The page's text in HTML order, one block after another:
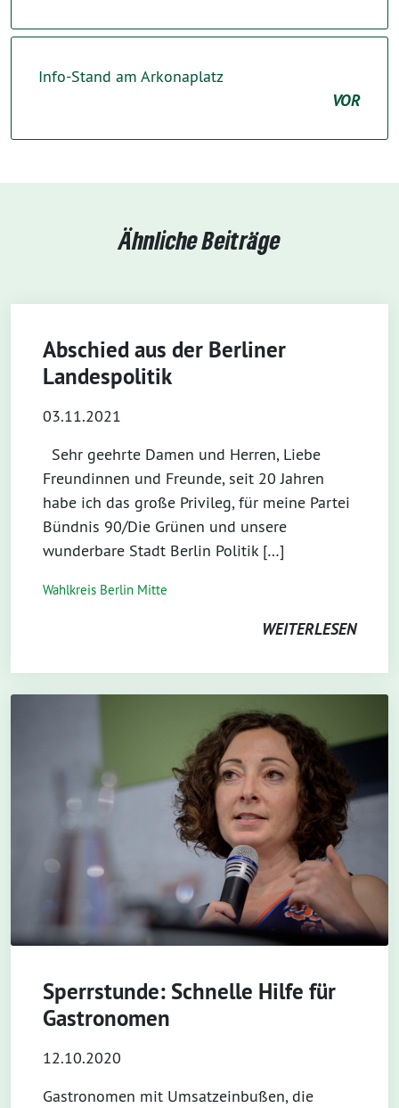
Info-Stand am Arkonaplatz
VOR
Ähnliche Beiträge
Abschied aus der Berliner
Landespolitik
03.11.2021
Sehr geehrte Damen und Herren, Liebe
Freundinnen und Freunde, seit 20 Jahren
habe ich das große Privileg, für meine Partei
Bündnis 90/Die Grünen und unsere
wunderbare Stadt Berlin Politik […]
Wahlkreis Berlin Mitte
WEITERLESEN
Sperrstunde: Schnelle Hilfe für
Gastronomen
12.10.2020
Gastronomen mit Umsatzeinbußen, die